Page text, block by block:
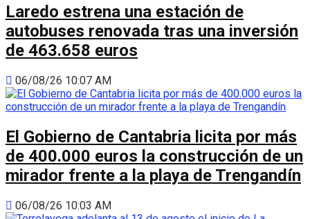
Laredo estrena una estación de
autobuses renovada tras una inversión
de 463.658 euros
06/08/26 10:07 AM
El Gobierno de Cantabria licita por más
de 400.000 euros la construcción de un
mirador frente a la playa de Trengandín
06/08/26 10:03 AM